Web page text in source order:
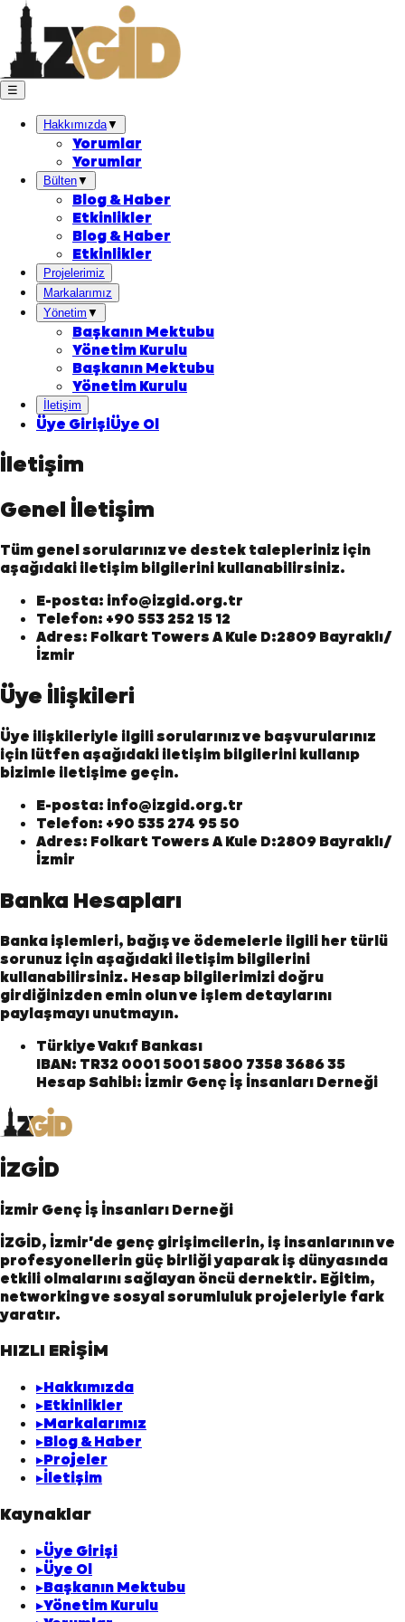
☰
Hakkımızda▼
Yorumlar
Yorumlar
Bülten▼
Blog & Haber
Etkinlikler
Blog & Haber
Etkinlikler
Projelerimiz
Markalarımız
Yönetim ▼
Başkanın Mektubu
Yönetim Kurulu
Başkanın Mektubu
Yönetim Kurulu
İletişim
Üye GirişiÜye Ol
İletişim
Genel İletişim
Tüm genel sorularınız ve destek talepleriniz için
aşağıdaki iletişim bilgilerini kullanabilirsiniz.
E-posta: info@izgid.org.tr
Telefon: +90 553 252 15 12
Adres: Folkart Towers A Kule D:2809 Bayraklı/
İzmir
Üye İlişkileri
Üye ilişkileriyle ilgili sorularınız ve başvurularınız
için lütfen aşağıdaki iletişim bilgilerini kullanıp
bizimle iletişime geçin.
E-posta: info@izgid.org.tr
Telefon: +90 535 274 95 50
Adres: Folkart Towers A Kule D:2809 Bayraklı/
İzmir
Banka Hesapları
Banka işlemleri, bağış ve ödemelerle ilgili her türlü
sorunuz için aşağıdaki iletişim bilgilerini
kullanabilirsiniz. Hesap bilgilerimizi doğru
girdiğinizden emin olun ve işlem detaylarını
paylaşmayı unutmayın.
Türkiye Vakıf Bankası
IBAN: TR32 0001 5001 5800 7358 3686 35
Hesap Sahibi: İzmir Genç İş İnsanları Derneği
İZGİD
İzmir Genç İş İnsanları Derneği
İZGİD, İzmir'de genç girişimcilerin, iş insanlarının ve
profesyonellerin güç birliği yaparak iş dünyasında
etkili olmalarını sağlayan öncü dernektir. Eğitim,
networking ve sosyal sorumluluk projeleriyle fark
yaratır.
HIZLI ERİŞİM
▸Hakkımızda
▸Etkinlikler
▸Markalarımız
▸Blog & Haber
▸Projeler
▸İletişim
Kaynaklar
▸Üye Girişi
▸Üye Ol
▸Başkanın Mektubu
▸Yönetim Kurulu